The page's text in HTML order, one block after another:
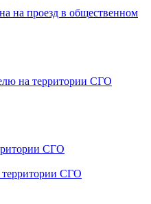
на проезд в общественном
на территории СГО
СГО